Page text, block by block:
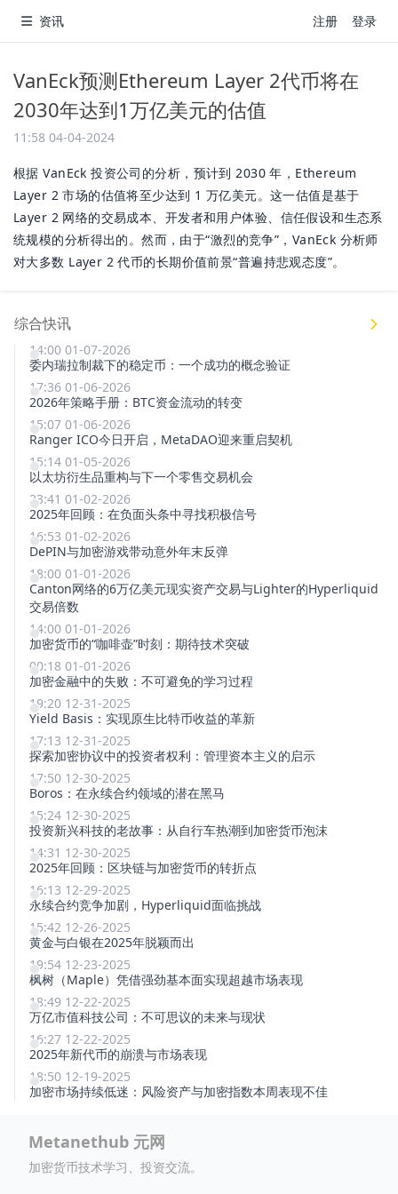
资讯 注册 登录
VanEck预测Ethereum Layer 2代币将在
2030年达到1万亿美元的估值
11:58 04-04-2024
根据 VanEck 投资公司的分析，预计到 2030 年，Ethereum
Layer 2 市场的估值将至少达到 1 万亿美元。这一估值是基于
Layer 2 网络的交易成本、开发者和用户体验、信任假设和生态系
统规模的分析得出的。然而，由于“激烈的竞争”，VanEck 分析师
对大多数 Layer 2 代币的长期价值前景“普遍持悲观态度”。
综合快讯
14:00 01-07-2026
委内瑞拉制裁下的稳定币：一个成功的概念验证
17:36 01-06-2026
2026年策略手册：BTC资金流动的转变
15:07 01-06-2026
Ranger ICO今日开启，MetaDAO迎来重启契机
15:14 01-05-2026
以太坊衍生品重构与下一个零售交易机会
23:41 01-02-2026
2025年回顾：在负面头条中寻找积极信号
16:53 01-02-2026
DePIN与加密游戏带动意外年末反弹
18:00 01-01-2026
Canton网络的6万亿美元现实资产交易与Lighter的Hyperliquid
交易倍数
14:00 01-01-2026
加密货币的“咖啡壶”时刻：期待技术突破
00:18 01-01-2026
加密金融中的失败：不可避免的学习过程
19:20 12-31-2025
Yield Basis：实现原生比特币收益的革新
17:13 12-31-2025
探索加密协议中的投资者权利：管理资本主义的启示
17:50 12-30-2025
Boros：在永续合约领域的潜在黑马
15:24 12-30-2025
投资新兴科技的老故事：从自行车热潮到加密货币泡沫
14:31 12-30-2025
2025年回顾：区块链与加密货币的转折点
16:13 12-29-2025
永续合约竞争加剧，Hyperliquid面临挑战
15:42 12-26-2025
黄金与白银在2025年脱颖而出
19:54 12-23-2025
枫树（Maple）凭借强劲基本面实现超越市场表现
18:49 12-22-2025
万亿市值科技公司：不可思议的未来与现状
16:27 12-22-2025
2025年新代币的崩溃与市场表现
18:50 12-19-2025
加密市场持续低迷：风险资产与加密指数本周表现不佳
Metanethub 元网
加密货币技术学习、投资交流。